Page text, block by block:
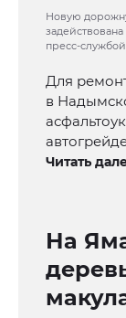
Новую
пресс-
Для
в
Читать
На